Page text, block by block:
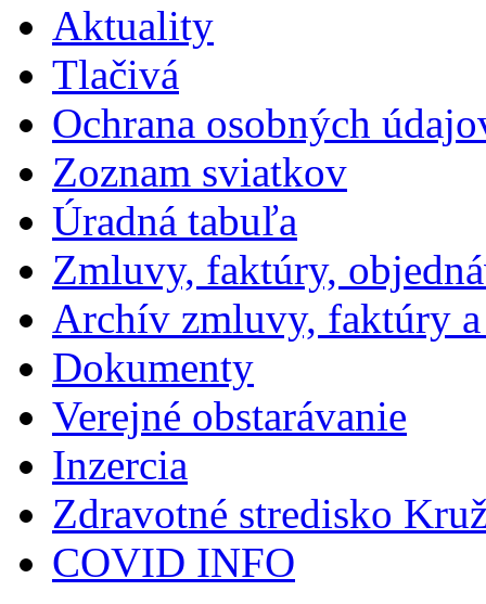
Aktuality
Tlačivá
Ochrana osobných
Zoznam sviatkov
Úradná tabuľa
Zmluvy, faktúry,
Archív zmluvy, faktúry
Dokumenty
Verejné obstarávanie
Inzercia
Zdravotné stredisko
COVID INFO